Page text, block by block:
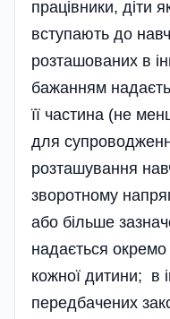
працівники, діти
вступають до
розташованих в
бажанням
її частина (не
для
розташування
зворотному
або більше
надається
кожної дитини; в
передбачених